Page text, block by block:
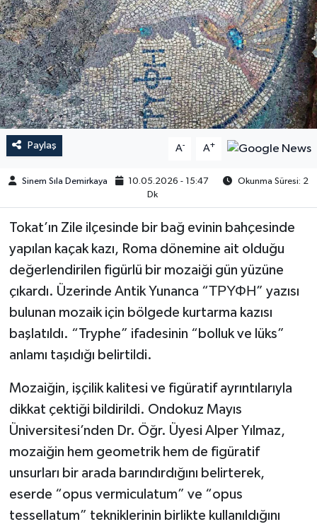
Paylaş A- A+
Sinem Sıla Demirkaya 10.05.2026 - 15:47
Okunma Süresi: 2
Dk
Tokat’ın Zile ilçesinde bir bağ evinin bahçesinde
yapılan kaçak kazı, Roma dönemine ait olduğu
değerlendirilen figürlü bir mozaiği gün yüzüne
çıkardı. Üzerinde Antik Yunanca “ΤΡΥΦΗ” yazısı
bulunan mozaik için bölgede kurtarma kazısı
başlatıldı. “Tryphe” ifadesinin “bolluk ve lüks”
anlamı taşıdığı belirtildi.
Mozaiğin, işçilik kalitesi ve figüratif ayrıntılarıyla
dikkat çektiği bildirildi. Ondokuz Mayıs
Üniversitesi’nden Dr. Öğr. Üyesi Alper Yılmaz,
mozaiğin hem geometrik hem de figüratif
unsurları bir arada barındırdığını belirterek,
eserde “opus vermiculatum” ve “opus
tessellatum” tekniklerinin birlikte kullanıldığını